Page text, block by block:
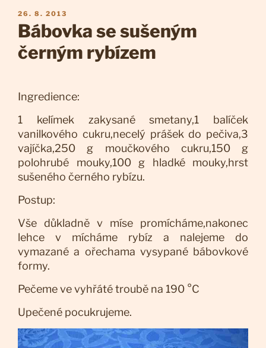
PUBLIKOVÁNO
26. 8. 2013
Bábovka se sušeným
černým rybízem
Ingredience:
1 kelímek zakysané smetany,1 balíček
vanilkového cukru,necelý prášek do pečiva,3
vajíčka,250 g moučkového cukru,150 g
polohrubé mouky,100 g hladké mouky,hrst
sušeného černého rybízu.
Postup:
Vše důkladně v míse promícháme,nakonec
lehce v mícháme rybíz a nalejeme do
vymazané a ořechama vysypané bábovkové
formy.
Pečeme ve vyhřáté troubě na 190 °C
Upečené pocukrujeme.